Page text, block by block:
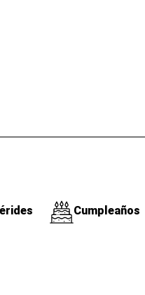
Cumpleaños